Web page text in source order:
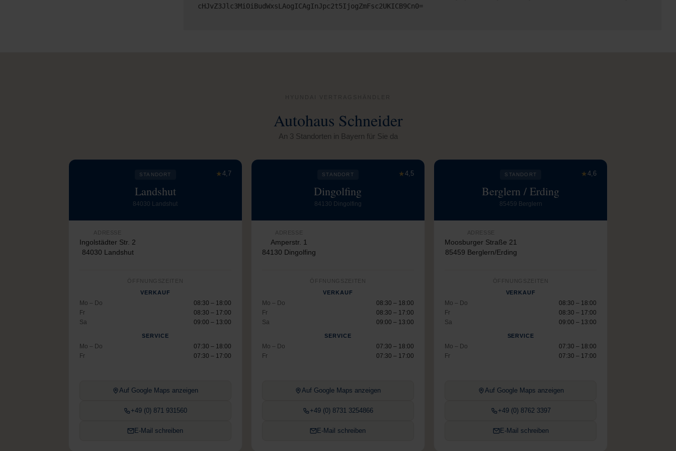
cHJvZ3Jlc3MiOiBudWxsLAogICAgInJpc2t5IjogZmFsc2UKICB9Cn0=
Autohaus Schneider
An 3 Standorten in Bayern für Sie da
★4,7
STANDORT
Landshut
84030 Landshut
ADRESSE
Ingolstädter Str. 2
84030 Landshut
ÖFFNUNGSZEITEN
VERKAUF
Mo – Do
08:30 – 18:00
Fr
08:30 – 17:00
Sa
09:00 – 13:00
SERVICE
Mo – Do
07:30 – 18:00
Fr
07:30 – 17:00
Auf Google Maps anzeigen
+49 (0) 871 931560
E-Mail schreiben
★4,5
STANDORT
Dingolfing
84130 Dingolfing
ADRESSE
Amperstr. 1
84130 Dingolfing
ÖFFNUNGSZEITEN
VERKAUF
Mo – Do
08:30 – 18:00
Fr
08:30 – 17:00
Sa
09:00 – 13:00
SERVICE
Mo – Do
07:30 – 18:00
Fr
07:30 – 17:00
Auf Google Maps anzeigen
+49 (0) 8731 3254866
E-Mail schreiben
★4,6
STANDORT
Berglern / Erding
85459 Berglern
ADRESSE
Moosburger Straße 21
85459 Berglern/Erding
ÖFFNUNGSZEITEN
VERKAUF
Mo – Do
08:30 – 18:00
Fr
08:30 – 17:00
Sa
09:00 – 13:00
SERVICE
Mo – Do
07:30 – 18:00
Fr
07:30 – 17:00
Auf Google Maps anzeigen
+49 (0) 8762 3397
E-Mail schreiben